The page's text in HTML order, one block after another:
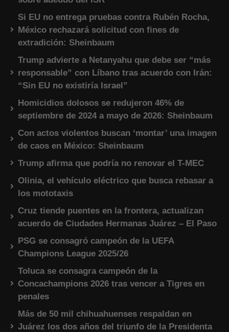
Si EU no entrega pruebas contra Rubén Rocha,
México rechazará solicitud con fines de
extradición: Sheinbaum
Trump advierte a Netanyahu que debe ser “más
responsable” con Líbano tras acuerdo con Irán:
“Sin EU no existiría Israel”
Homicidios dolosos se redujeron 46% de
septiembre de 2024 a mayo de 2026: Sheinbaum
Con actos violentos buscan ‘montar’ una imagen
de caos en México: Sheinbaum
Trump afirma que podría no renovar el T-MEC
Olinia, el vehículo eléctrico que busca rebasar a
los mototaxis
Cruz tiende puentes en la frontera, actualizan
acuerdo de Ciudades Hermanas Juárez – El Paso
PSG se consagró campeón de la UEFA
Champions League 2025/26
Toluca se consagra campeón de la
Concachampions 2026 tras vencer a Tigres en
penales
Más de 50 mil chihuahuenses respaldan en
Juárez los dos años del triunfo de la Presidenta